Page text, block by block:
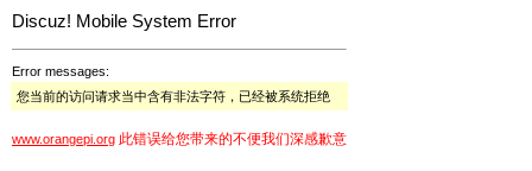
Discuz! Mobile System Error
Error messages:
您当前的访问请求当中含有非法字符，已经被系统拒绝
www.orangepi.org 此错误给您带来的不便我们深感歉意